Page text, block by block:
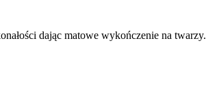
dając matowe wykończenie na twarzy.